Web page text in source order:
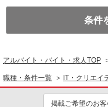
条件
アルバイト・バイト・求人TOP
職種・条件一覧 IT・クリエイ
掲載ご希望のお客